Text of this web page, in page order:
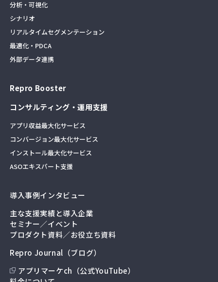
分析・可視化
シナリオ
リアルタイムセグメンテーション
最適化・PDCA
外部データ連携
Repro Booster
コンサルティング・運用支援
アプリ収益最大化サービス
コンバージョン最大化サービス
インストール最大化サービス
ASOエキスパート支援
導入事例インタビュー
主な支援実績と導入企業
セミナー／イベント
プロダクト資料／お役立ち資料
Repro Journal（ブログ）
アプリマーケch（公式YouTube）